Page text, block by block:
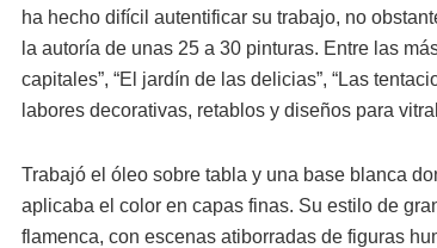
ha hecho difícil autentificar su trabajo, no
la autoría de unas 25 a 30 pinturas. Entre las
capitales”, “El jardín de las delicias”, “Las
labores decorativas, retablos y diseños para
Trabajó el óleo sobre tabla y una base blanca
aplicaba el color en capas finas. Su estilo de
flamenca, con escenas atiborradas de figuras